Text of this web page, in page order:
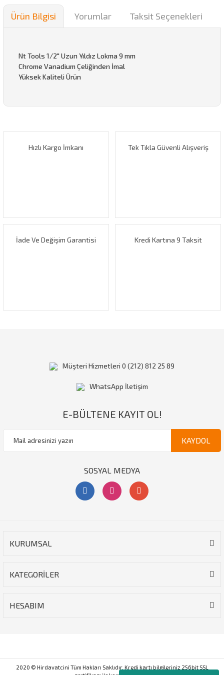
Ürün Bilgisi Yorumlar Taksit Seçenekleri
Nt Tools 1/2" Uzun Yıldız Lokma 9 mm
Chrome Vanadium Çeliğinden İmal
Yüksek Kaliteli Ürün
Görüş ve önerileriniz için teşekkür ederiz.
Hızlı Kargo İmkanı Tek Tıkla Güvenli Alışveriş
İade Ve Değişim Garantisi Kredi Kartına 9 Taksit
KURUMSAL
KATEGORİLER
HESABIM
Müşteri Hizmetleri 0 (212) 812 25 89
WhatsApp İletişim
E-BÜLTENE KAYIT OL!
KAYDOL
SOSYAL MEDYA
2020 © Hirdavatcini Tüm Hakları Saklıdır. Kredi kartı bilgileriniz 256bit SSL